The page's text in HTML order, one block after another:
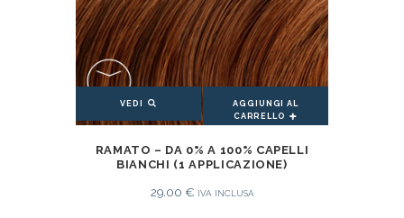
VEDI
AGGIUNGI AL
CARRELLO
RAMATO – DA 0% A 100% CAPELLI
BIANCHI (1 APPLICAZIONE)
29.00 € IVA INCLUSA